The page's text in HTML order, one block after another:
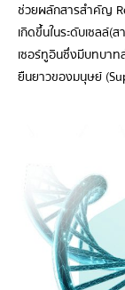
ช่วยผลักสารสำคัญ
เกิดขึ้นในระดับเซลล์(
เซอร์ทูอินซึ่งมีบทบาท
ยืนยาวของมนุษย์